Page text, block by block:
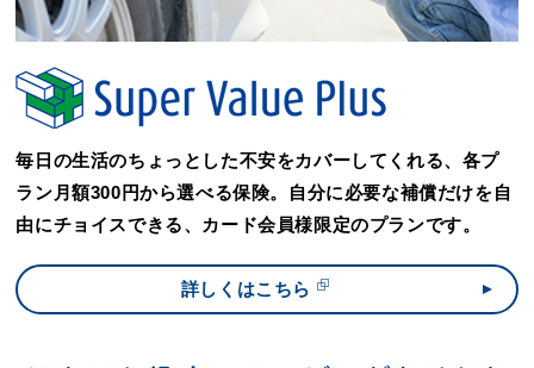
毎日の生活のちょっとした不安をカバーしてくれる、各プ
ラン月額300円から選べる保険。自分に必要な補償だけを自
由にチョイスできる、カード会員様限定のプランです。
詳しくはこちら